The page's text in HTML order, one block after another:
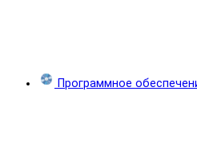
Программное